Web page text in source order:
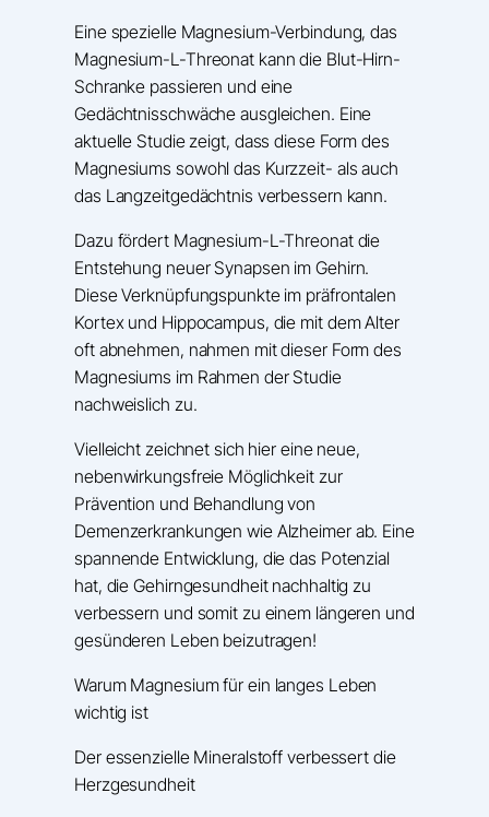
Eine spezielle Magnesium-Verbindung, das
Magnesium-L-Threonat kann die Blut-Hirn-
Schranke passieren und eine
Gedächtnisschwäche ausgleichen. Eine
aktuelle Studiezeigt, dass diese Form des
Magnesiums sowohl das Kurzzeit- als auch
das Langzeitgedächtnis verbessern kann.
Dazu fördert Magnesium-L-Threonat die
Entstehung neuer Synapsen im Gehirn.
Diese Verknüpfungspunkte im präfrontalen
Kortex und Hippocampus, die mit dem Alter
oft abnehmen, nahmen mit dieser Form des
Magnesiums im Rahmen der Studie
nachweislich zu.
Vielleicht zeichnet sich hier eine neue,
nebenwirkungsfreie Möglichkeit zur
Prävention und Behandlung von
Demenzerkrankungen wie Alzheimer ab. Eine
spannende Entwicklung, die das Potenzial
hat, die Gehirngesundheit nachhaltig zu
verbessern und somit zu einem längeren und
gesünderen Leben beizutragen!
Warum Magnesium für ein langes Leben
wichtig ist
Der essenzielle Mineralstoff verbessert die
Herzgesundheit